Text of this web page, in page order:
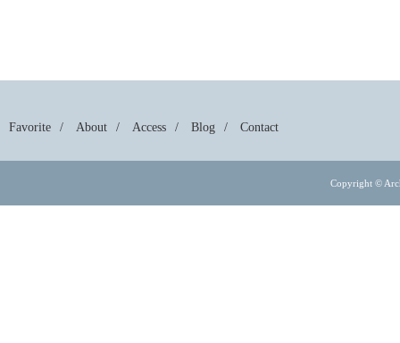
Favorite About Access Blog Contact
Copyright ©